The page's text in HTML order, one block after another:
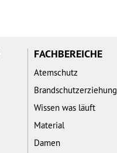
FACHBEREICHE
Atemschutz
Brandschutzerziehung
Wissen was läuft
Material
Damen